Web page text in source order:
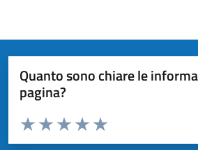
Quanto sono chiare le
pagina?
Valuta da 1 a 5 stelle la pagina
Valuta 5 stelle su 5
Valuta 4 stelle su 5
Valuta 3 stelle su 5
Valuta 2 stelle su 5
Valuta 1 stelle su 5